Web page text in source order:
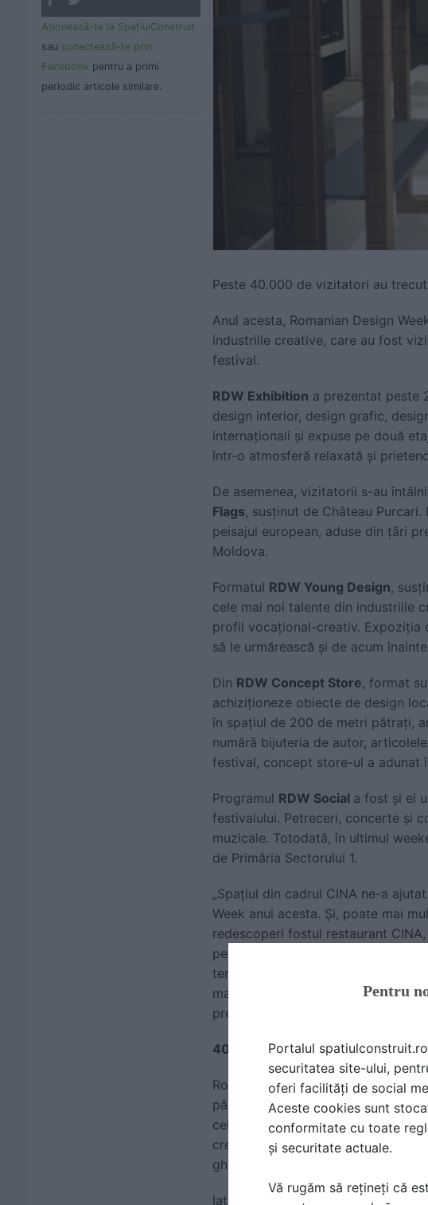
Abonează-te la SpaţiulConstruit
sau conectează-te prin
Facebook pentru a primi
periodic articole similare.
Peste 40.000 de vizitatori au
Anul acesta, Romanian Design
industriile creative, care au fost
festival.
RDW Exhibition a prezentat peste
design interior, design grafic,
internaționali și expuse pe două
într-o atmosferă relaxată și
De asemenea, vizitatorii s-au
Flags, susținut de Château
peisajul european, aduse din țări
Moldova.
Formatul RDW Young Design,
cele mai noi talente din industriile
profil vocațional-creativ. Expoziția
să le urmărească și de acum
Din RDW Concept Store, format
achiziționeze obiecte de design
în spațiul de 200 de metri pătrați,
numără bijuteria de autor,
festival, concept store-ul a adunat
Programul RDW Social a fost și el
festivalului. Petreceri, concerte și
muzicale. Totodată, în ultimul
de Primăria Sectorului 1.
„Spațiul din cadrul CINA ne-a
Week anul acesta. Și, poate mai
redescoperi fostul restaurant
pe care am propus-o, cu ajutorul
temei pe care festivalul a propus-
mai amplă despre locurile și
prestigiu Capitalei”, a declarat
40.000 de persoane au explorat
Romanian Design Week a oferit
până acum ale festivalului și care
cele peste 130 de evenimente au
creative. Aceștia au putut să
ghidate și multe altele.
Iată doar câteva dintre cele care
Pentru
Portalul
securitatea site-ului,
oferi facilități de social
Aceste cookies sunt
conformitate cu toate
și securitate actuale.
Vă rugăm să rețineți că